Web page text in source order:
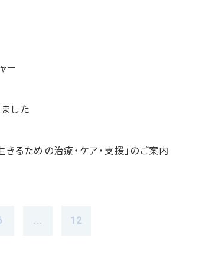
ー
した
るための治療・ケア・支援」のご案内
... 12